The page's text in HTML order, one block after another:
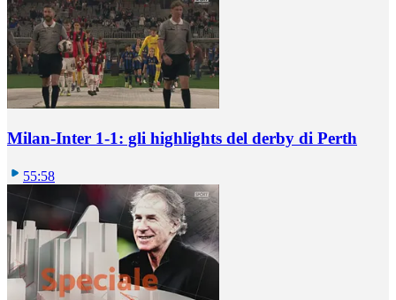
Milan-Inter 1-1: gli highlights del derby di Perth
55:58